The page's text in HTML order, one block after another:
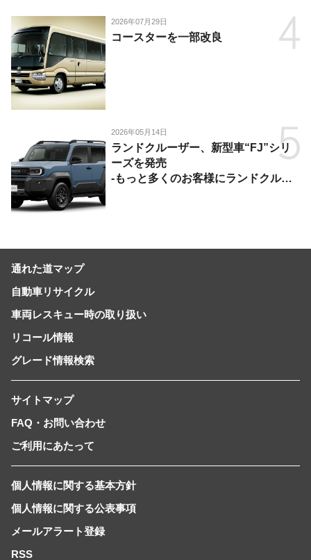
2026年07月29日
コースターを一部改良
2026年05月14日
ランドクルーザー、新型車“FJ”シリ
ーズを発売
-もっと多くのお客様にランドクルー
通れた道マップ
自動車リサイクル
車両レスキュー時の取り扱い
リコール情報
グレード情報検索
サイトマップ
FAQ・お問い合わせ
ご利用にあたって
個人情報に関する基本方針
個人情報に関する公表事項
メールアラート登録
RSS